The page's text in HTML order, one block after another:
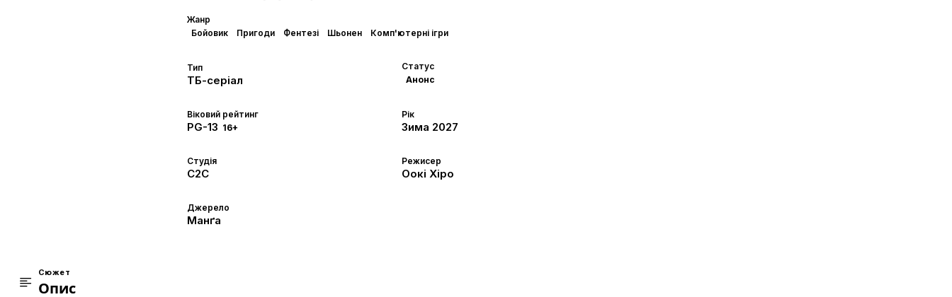
Жанр
Бойовик
Пригоди Фентезі Шьонен Комп'ютерні ігри
Тип
ТБ-серіал
Статус
Анонс
Віковий рейтинг
PG-13 16+
Рік
Зима 2027
Студія
C2C
Режисер
Оокі Хіро
Джерело
Манґа
Сюжет
Опис